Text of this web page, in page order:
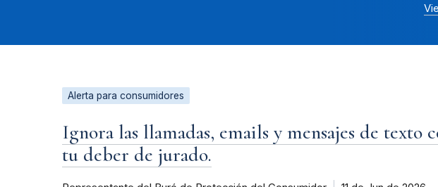
Alerta para consumidores
Ignora las llamadas, emails y mensajes de
tu deber de jurado.